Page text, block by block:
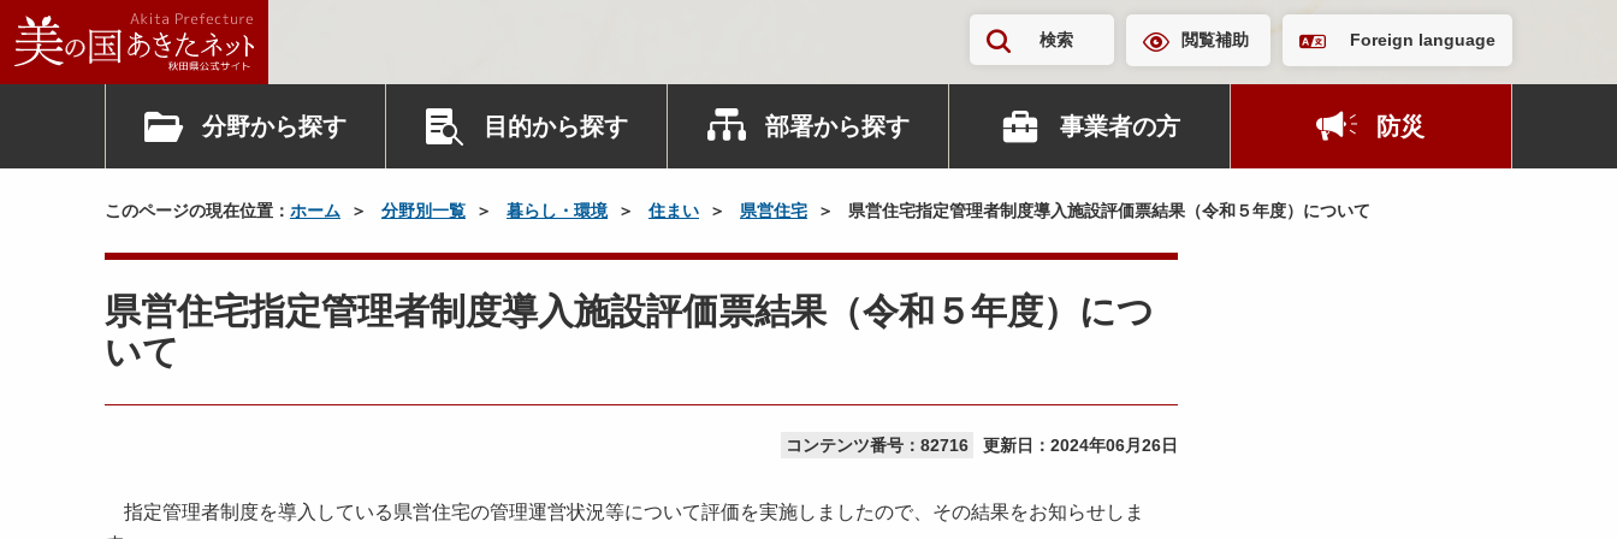
検索 閲覧補助 Foreign language
分野から探す 目的から探す 部署から探す 事業者の方 防災
このページの現在位置： ホーム 分野別一覧 暮らし・環境 住まい 県営住宅 県営住宅指定管理者制度導入施設評価票結果（令和５年度）について
県営住宅指定管理者制度導入施設評価票結果（令和５年度）につ
いて
コンテンツ番号：82716 更新日： 2024年06月26日
指定管理者制度を導入している県営住宅の管理運営状況等について評価を実施しましたので、その結果をお知らせしま